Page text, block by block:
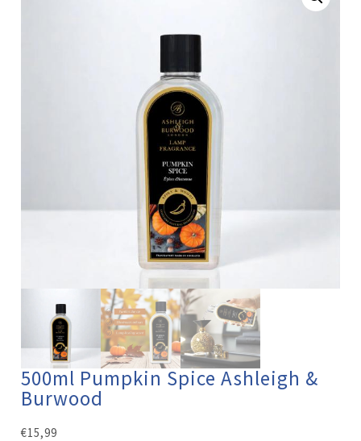
500ml Pumpkin Spice Ashleigh &
Burwood
€15,99